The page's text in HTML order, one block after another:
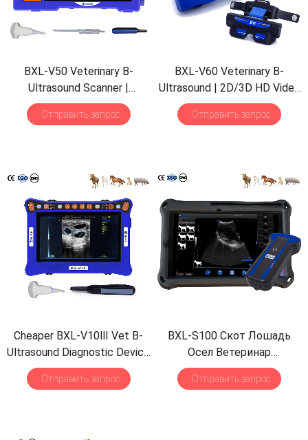
BXL-V50 Veterinary B-
Ultrasound Scanner |
Pregnancy Backfat Detect
Full-Function|HD Display
Отправить запрос
BXL-V60 Veterinary B-
Ultrasound| 2D/3D HD Video
Glasses| 7Hours Battery
OLED Screen|Multiple
Отправить запрос
Cheaper BXL-V10Ⅲ Vet B-
Ultrasound Diagnostic Device
Animal Pregnancy Backfat
Detect |Multiple Probe
Отправить запрос
BXL-S100 Скот Лошадь
Осел Ветеринар
Ультразвуковой
ректальный зонд IPX7
Отправить запрос